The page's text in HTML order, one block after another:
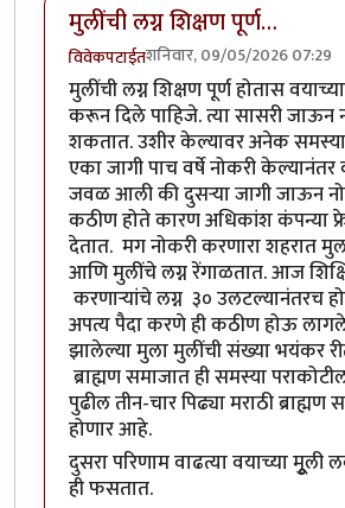
मुलींची लग्न शिक्षण पूर्ण…
विवेकपटाईतशनिवार, 09/05/2026 07:29
मुलींची लग्न शिक्षण पूर्ण होतास
करून दिले पाहिजे. त्या सासरी जाऊन
शकतात. उशीर केल्यावर अनेक समस्या
एका जागी पाच वर्षे नोकरी केल्यानंतर
जवळ आली की दुसऱ्या जागी जाऊन
कठीण होते कारण अधिकांश कंपन्या
देतात. मग नोकरी करणारा शहरात
आणि मुलींचे लग्न रेंगाळतात. आज
करणाऱ्यांचे लग्न ३० उलटल्यानंतरच
अपत्य पैदा करणे ही कठीण होऊ
झालेल्या मुला मुलींची संख्या भयंकर
ब्राह्मण समाजात ही समस्या
पुढील तीन-चार पिढ्या मराठी ब्राह्मण
होणार आहे.
दुसरा परिणाम वाढत्या वयाच्या
ही फसतात.